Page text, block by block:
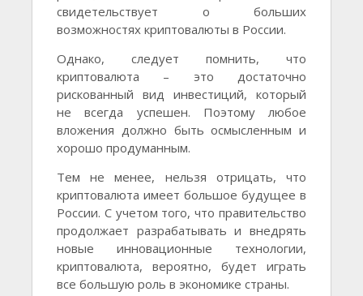
свидетельствует о больших
возможностях криптовалюты в России.
Однако, следует помнить, что
криптовалюта – это достаточно
рискованный вид инвестиций, который
не всегда успешен. Поэтому любое
вложения должно быть осмысленным и
хорошо продуманным.
Тем не менее, нельзя отрицать, что
криптовалюта имеет большое будущее в
России. С учетом того, что правительство
продолжает разрабатывать и внедрять
новые инновационные технологии,
криптовалюта, вероятно, будет играть
все большую роль в экономике страны.